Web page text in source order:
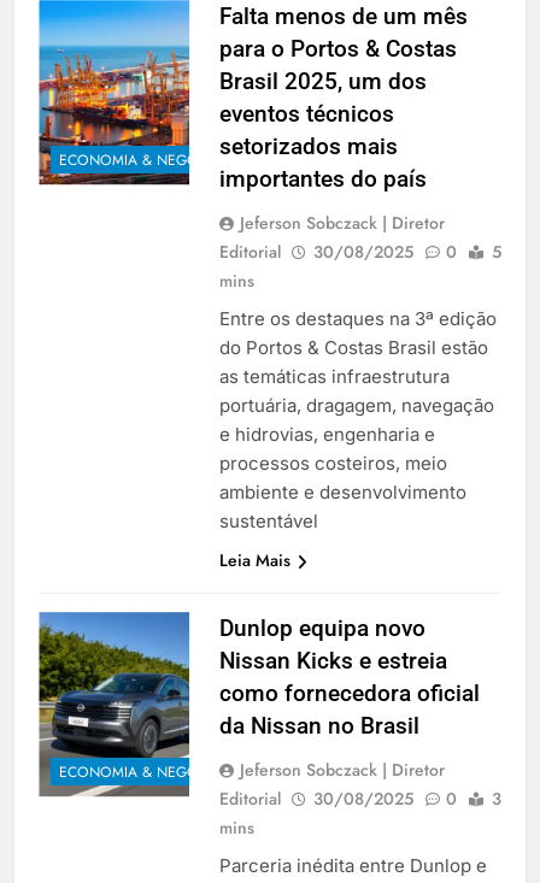
ECONOMIA & NEGÓCIOS
Falta menos de um mês
para o Portos & Costas
Brasil 2025, um dos
eventos técnicos
setorizados mais
importantes do país
Jeferson Sobczack | Diretor
Editorial
30/08/2025 0
5
mins
Entre os destaques na 3ª edição
do Portos & Costas Brasil estão
as temáticas infraestrutura
portuária, dragagem, navegação
e hidrovias, engenharia e
processos costeiros, meio
ambiente e desenvolvimento
sustentável
Leia Mais
ECONOMIA & NEGÓCIOS
Dunlop equipa novo
Nissan Kicks e estreia
como fornecedora oficial
da Nissan no Brasil
Jeferson Sobczack | Diretor
Editorial
30/08/2025 0
3
mins
Parceria inédita entre Dunlop e